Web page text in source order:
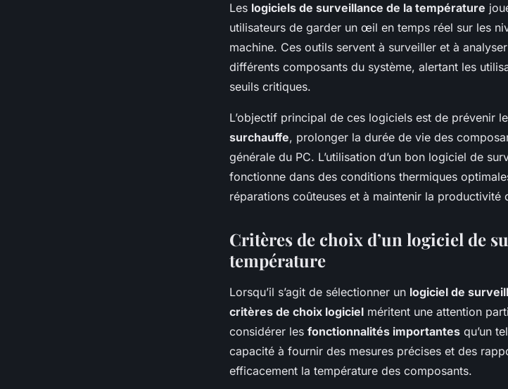
Les logiciels de surveillance de la température
utilisateurs de garder un œil en temps réel sur les
machine. Ces outils servent à surveiller et à
différents composants du système, alertant les
seuils critiques.
L’objectif principal de ces logiciels est de prévenir
surchauffe, prolonger la durée de vie des
générale du PC. L’utilisation d’un bon logiciel de
fonctionne dans des conditions thermiques
réparations coûteuses et à maintenir la productivité
Critères de choix d’un logiciel de
température
Lorsqu’il s’agit de sélectionner un logiciel de
critères de choix logiciel méritent une attention
considérer les fonctionnalités importantes qu’un
capacité à fournir des mesures précises et des
efficacement la température des composants.